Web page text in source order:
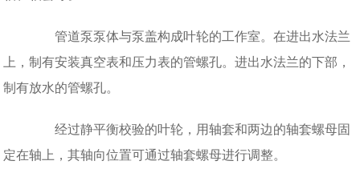
管道泵泵体与泵盖构成叶轮的工作室。在进出水法兰
上，制有安装真空表和压力表的管螺孔。进出水法兰的下部，
制有放水的管螺孔。
经过静平衡校验的叶轮，用轴套和两边的轴套螺母固
定在轴上，其轴向位置可通过轴套螺母进行调整。